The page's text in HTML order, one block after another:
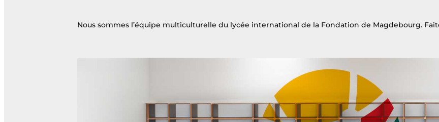
Nous sommes l’équipe multiculturelle du lycée international de la Fondation de Magdebourg.